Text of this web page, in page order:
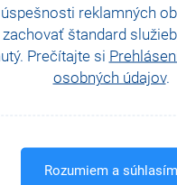
reklamných
štandard
Prečítajte si
osobných údajov.
Rozumiem a súhlasím
této